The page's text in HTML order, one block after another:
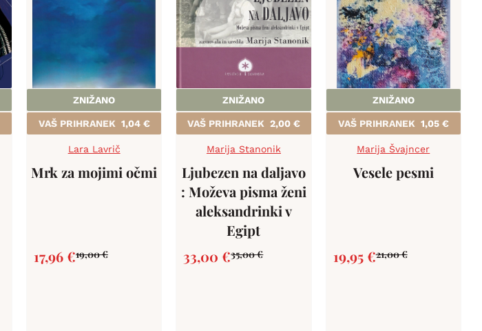
ZNIŽANO
VAŠ PRIHRANEK 1,04 €
Lara Lavrič
Mrk za mojimi očmi
19,00€
17,96€
ZNIŽANO
VAŠ PRIHRANEK 2,00 €
Marija Stanonik
Ljubezen na daljavo
: Moževa pisma ženi
aleksandrinki v
Egipt
35,00€
33,00€
ZNIŽANO
VAŠ PRIHRANEK 1,05 €
Marija Švajncer
Vesele pesmi
21,00€
19,95€